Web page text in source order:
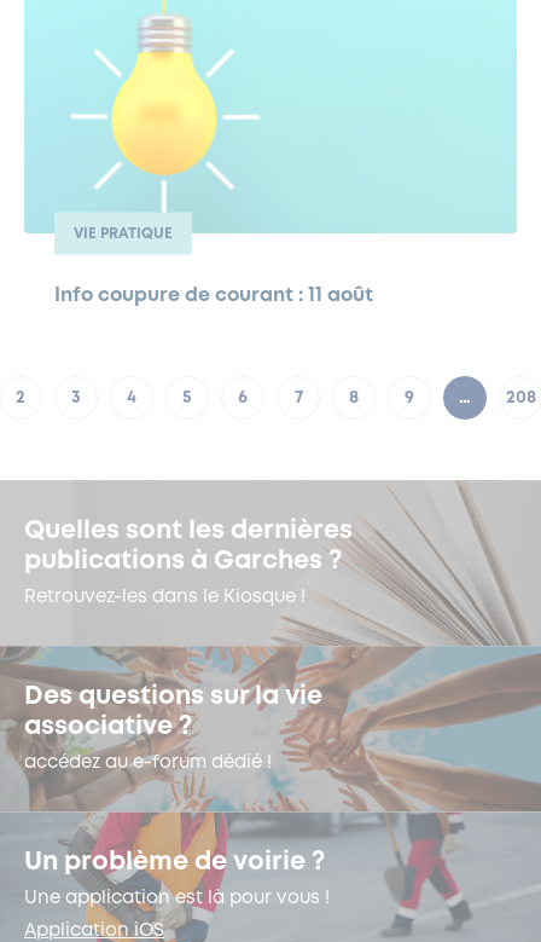
VIE PRATIQUE
Info coupure de courant : 11 août
2 3 4 5 6 7 8 9 … 208
Quelles sont les dernières
publications à Garches ?
Retrouvez-les dans le Kiosque !
Des questions sur la vie
associative ?
accédez au e-forum dédié !
Un problème de voirie ?
Une application est là pour vous !
Application iOS